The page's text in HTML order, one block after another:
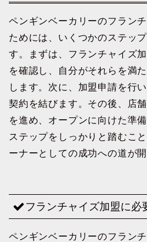
ペンギンベーカリーのフラン
ためには、いくつかのステッ
す。まずは、フランチャイズ
を確認し、自分がそれらを満
します。次に、加盟申請を行
契約を結びます。その後、店
を進め、オープンに向けた準
ステップをしっかりと踏むこ
ーナーとしての成功への道が開
フランチャイズ加盟に必
ペンギンベーカリーのフラン